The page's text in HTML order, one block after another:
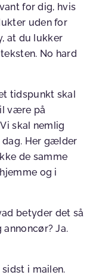
for dig, hvis
uden for
at du lukker
No hard
tidspunkt skal
være på
skal nemlig
dag. Her gælder
de samme
og i
betyder det så
Ja.
i mailen.